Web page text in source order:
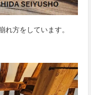
方をしています。